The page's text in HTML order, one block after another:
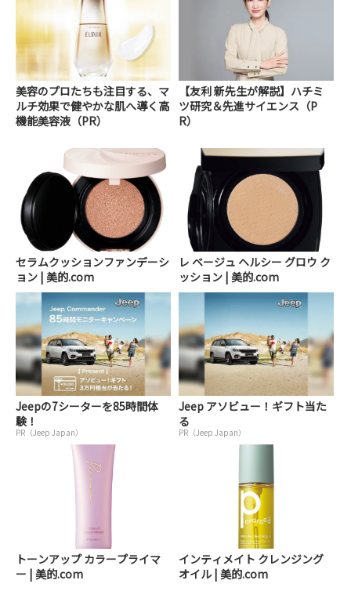
美容のプロたちも注目する、マ
ルチ効果で健やかな肌へ導く高
機能美容液（PR）
【友利 新先生が解説】ハチミ
ツ研究＆先進サイエンス（P
R）
セラムクッションファンデーシ
ョン | 美的.com
レ ベージュ ヘルシー グロウ ク
ッション | 美的.com
Jeepの7シーターを85時間体
験！
PR（Jeep Japan）
Jeep アソビュー！ギフト当た
る
PR（Jeep Japan）
トーンアップ カラープライマ
ー | 美的.com
インティメイト クレンジング
オイル | 美的.com